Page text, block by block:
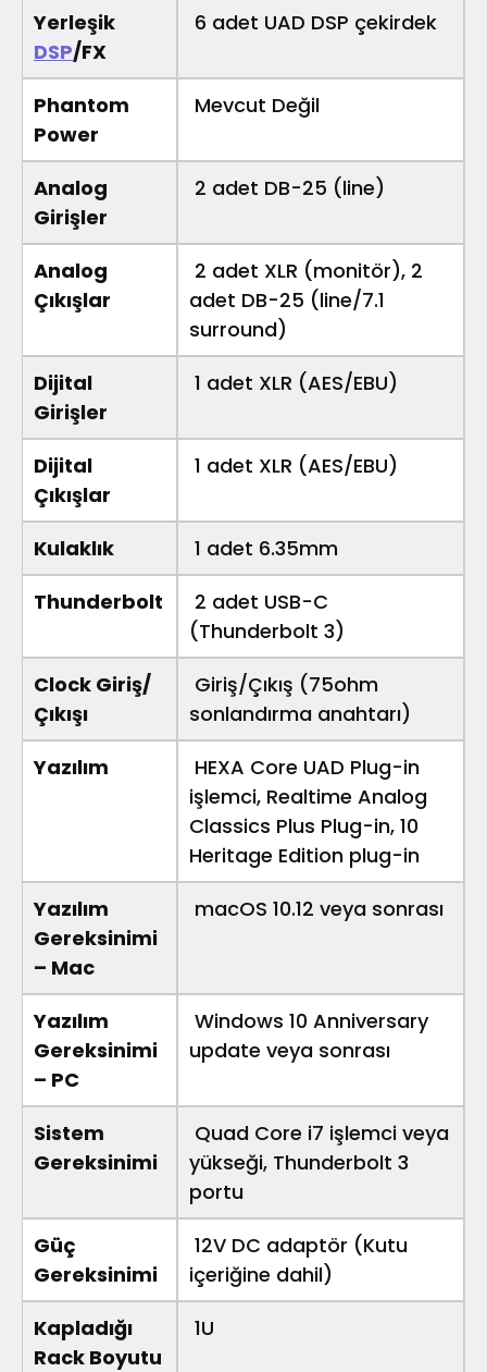
Yerleşik
DSP/FX
6 adet UAD DSP çekirdek
Phantom
Power
Mevcut Değil
Analog
Girişler
2 adet DB-25 (line)
Analog
Çıkışlar
2 adet XLR (monitör), 2
adet DB-25 (line/7.1
surround)
Dijital
Girişler
1 adet XLR (AES/EBU)
Dijital
Çıkışlar
1 adet XLR (AES/EBU)
Kulaklık
1 adet 6.35mm
Thunderbolt
2 adet USB-C
(Thunderbolt 3)
Clock Giriş/
Çıkışı
Giriş/Çıkış (75ohm
sonlandırma anahtarı)
Yazılım
HEXA Core UAD Plug-in
işlemci, Realtime Analog
Classics Plus Plug-in, 10
Heritage Edition plug-in
Yazılım
Gereksinimi
– Mac
macOS 10.12 veya sonrası
Yazılım
Gereksinimi
– PC
Windows 10 Anniversary
update veya sonrası
Sistem
Gereksinimi
Quad Core i7 işlemci veya
yükseği, Thunderbolt 3
portu
Güç
Gereksinimi
12V DC adaptör (Kutu
içeriğine dahil)
Kapladığı
Rack Boyutu
1U